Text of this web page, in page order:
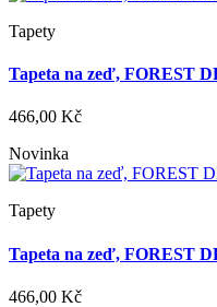
Tapety
Tapeta na zeď, FOREST
466,00 Kč
Novinka
Tapety
Tapeta na zeď, FOREST
466,00 Kč